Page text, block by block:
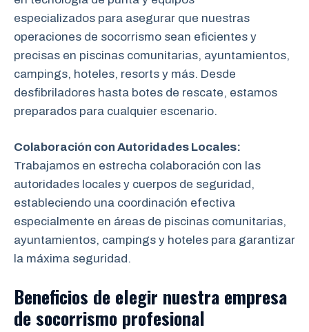
especializados para asegurar que nuestras
operaciones de socorrismo sean eficientes y
precisas en piscinas comunitarias, ayuntamientos,
campings, hoteles, resorts y más. Desde
desfibriladores hasta botes de rescate, estamos
preparados para cualquier escenario.
Colaboración con Autoridades Locales:
Trabajamos en estrecha colaboración con las
autoridades locales y cuerpos de seguridad,
estableciendo una coordinación efectiva
especialmente en áreas de piscinas comunitarias,
ayuntamientos, campings y hoteles para garantizar
la máxima seguridad.
Beneficios de elegir nuestra empresa
de socorrismo profesional